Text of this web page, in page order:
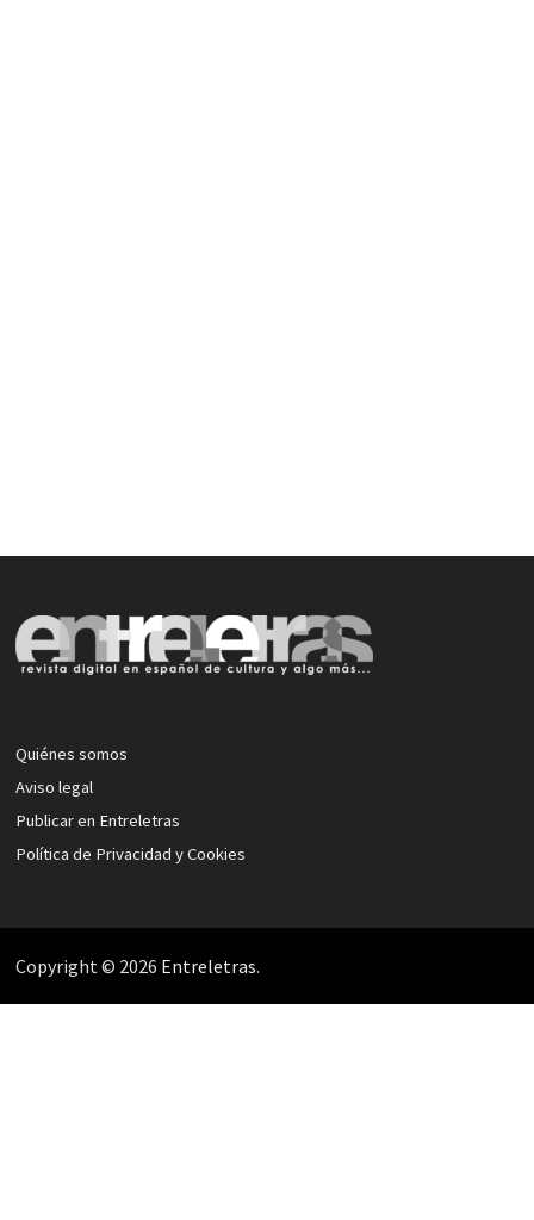
Quiénes somos
Aviso legal
Publicar en Entreletras
Política de Privacidad y Cookies
Copyright © 2026 Entreletras.